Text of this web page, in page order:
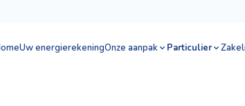
Uw energierekeningOnze aanpak Particulier